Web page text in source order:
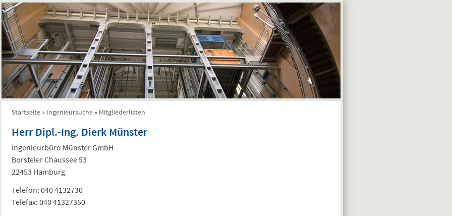
Sie sind hier
Startseite » Ingenieursuche » Mitgliederlisten
Herr Dipl.-Ing. Dierk Münster
Ingenieurbüro Münster GmbH
Borsteler Chaussee 53
22453 Hamburg
Telefon: 040 4132730
Telefax: 040 41327350